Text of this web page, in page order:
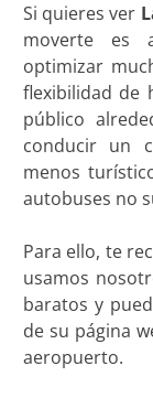
Si quieres ver
moverte es
optimizar
flexibilidad de
público
conducir un
menos
autobuses no
Para ello, te
usamos
baratos y
de su página
aeropuerto.